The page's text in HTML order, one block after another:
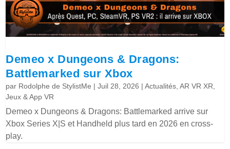
Demeo x Dungeons & Dragons:
Battlemarked sur Xbox
par Rodolphe de StylistMe |Juil 28, 2026 |Actualités ,AR VR XR
Jeux & App VR
Demeo x Dungeons & Dragons: Battlemarked arrive sur
Xbox Series X|S et Handheld plus tard en 2026 en cross-
play.